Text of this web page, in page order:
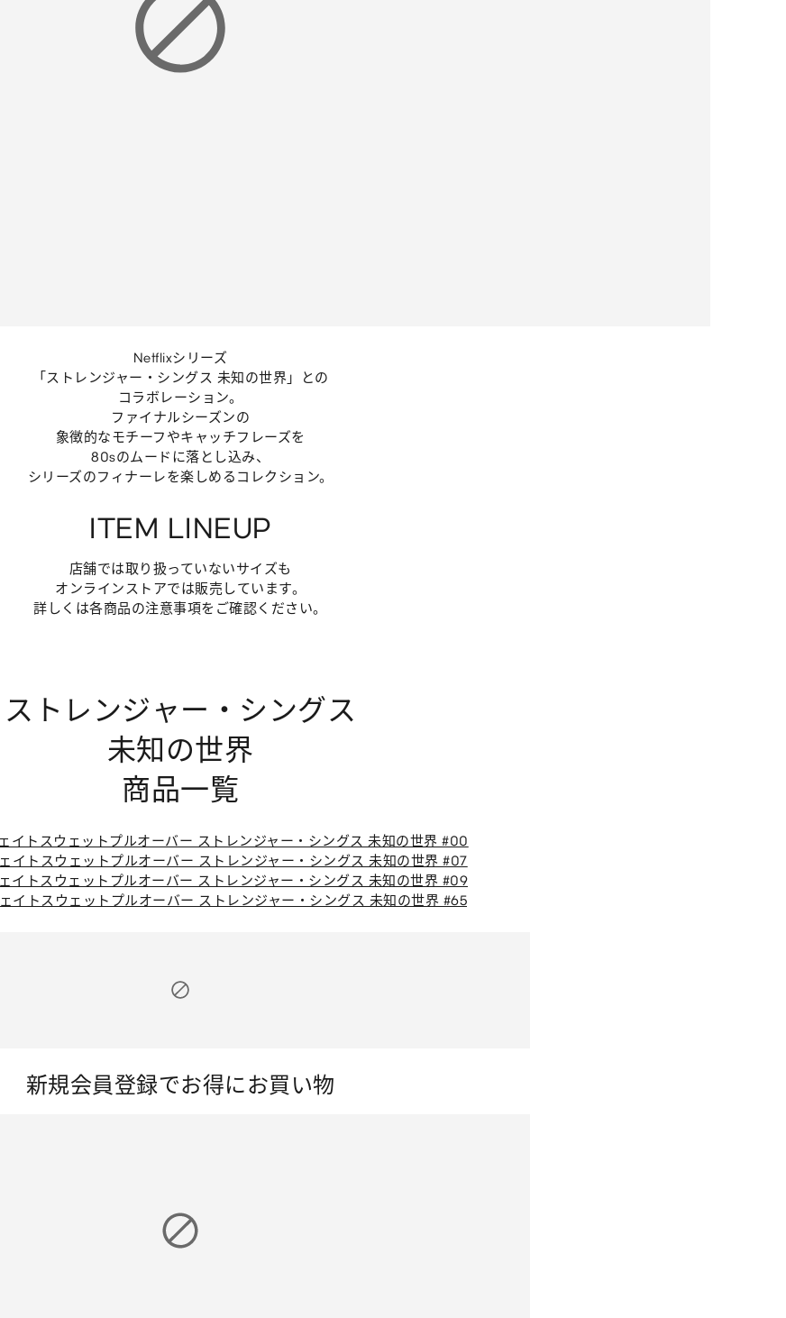
Netflixシリーズ
「ストレンジャー・シングス 未知の世界」との
コラボレーション。
ファイナルシーズンの
象徴的なモチーフやキャッチフレーズを
80sのムードに落とし込み、
シリーズのフィナーレを楽しめるコレクション。
ITEM LINEUP
店舗では取り扱っていないサイズも
オンラインストアでは販売しています。
詳しくは各商品の注意事項をご確認ください。
ストレンジャー・シングス
未知の世界
商品一覧
イトスウェットプルオーバー ストレンジャー・シングス 未知の世界 #00
イトスウェットプルオーバー ストレンジャー・シングス 未知の世界 #07
イトスウェットプルオーバー ストレンジャー・シングス 未知の世界 #09
イトスウェットプルオーバー ストレンジャー・シングス 未知の世界 #65
新規会員登録でお得にお買い物